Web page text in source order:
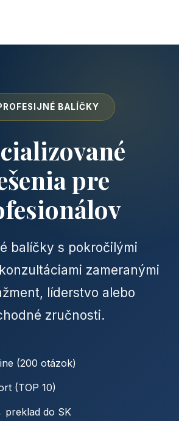
BALÍČKY
pre
balíčky s pokročilými
zameranými
líderstvo alebo
zručnosti.
(200 otázok)
(TOP 10)
do SK